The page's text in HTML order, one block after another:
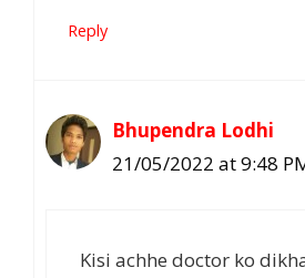
Reply
Bhupendra Lodhi
21/05/2022 at 9:48
Kisi achhe doctor ko